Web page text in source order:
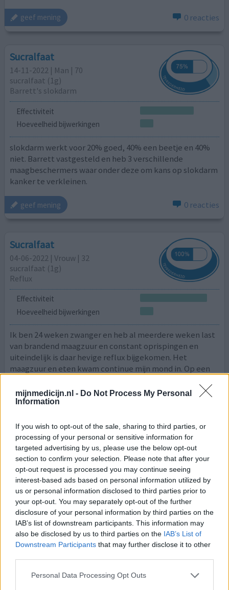
mijnmedicijn.nl - Do Not Process My Personal
Information
If you wish to opt-out of the sale, sharing to third parties, or
processing of your personal or sensitive information for
targeted advertising by us, please use the below opt-out
section to confirm your selection. Please note that after your
opt-out request is processed you may continue seeing
interest-based ads based on personal information utilized by
us or personal information disclosed to third parties prior to
your opt-out. You may separately opt-out of the further
disclosure of your personal information by third parties on the
IAB’s list of downstream participants. This information may
also be disclosed by us to third parties on the IAB’s List of
Downstream Participants that may further disclose it to other
Personal Data Processing Opt Outs
geef mening 0 reacties
Sucralfaat
14-11-2022 | Man | 70
sucralfaat (1g)
Barrett's slokdarm
Effectiviteit
Hoeveelheid bijwerkingen
slokdarm werkt voor 20% goed, 40% een beetje en 40%
niet. Barrett vastgesteld en heb 3 verschillende
maagbeschermers waar onder deze om kans op slokdarm
kanker te verkleinen.
geef mening 0 reacties
Sucralfaat
04-06-2022 | Vrouw | 32
sucralfaat (1g)
Reflux
Effectiviteit
Hoeveelheid bijwerkingen
Ik ben 24 weken zwanger en heb al meerdere weken last
van brandend maagzuur en constant oprispingen en
uiteindelijk is daar hevige reflux bijgekomen. Het
maagzuur en eten kwam continue mijn mond in. Op een
zuur in mijn slokdarm. Ik wist niet meer waar ik het
zoeken moest. Ik slikte al omeprazol en antagel, maar
geef mening 0 reacties
Sucralfaat
03-02-2022 | Vrouw | 79
sucralfaat (1g)
Maagbeschermer
Effectiviteit
Hoeveelheid bijwerkingen
lost gewoon niet op wat ik ook probeer , koud / warm /